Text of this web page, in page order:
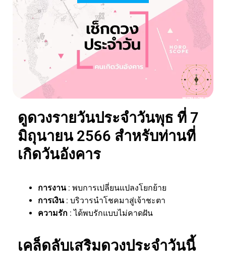
ดูดวงรายวันประจำวันพุธ ที่ 7
มิถุนายน 2566 สำหรับท่านที่
เกิดวันอังคาร
การงาน : พบการเปลี่ยนแปลงโยกย้าย
การเงิน : บริวารนำโชคมาสู่เจ้าชะตา
ความรัก : ได้พบรักแบบไม่คาดฝัน
เคล็ดลับเสริมดวงประจำวันนี้